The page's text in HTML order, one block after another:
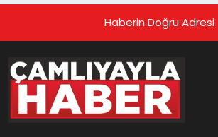
Haberin Doğru Adresi